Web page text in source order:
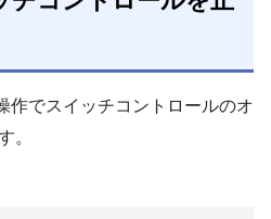
作でスイッチコントロールのオ
。